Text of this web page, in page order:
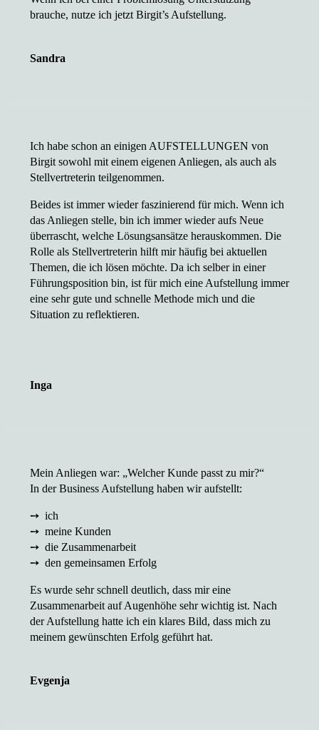
brauche, nutze ich jetzt Birgit’s Aufstellung.
Sandra
Ich habe schon an einigen AUFSTELLUNGEN von
Birgit sowohl mit einem eigenen Anliegen, als auch als
Stellvertreterin teilgenommen.
Beides ist immer wieder faszinierend für mich. Wenn ich
das Anliegen stelle, bin ich immer wieder aufs Neue
überrascht, welche Lösungsansätze herauskommen. Die
Rolle als Stellvertreterin hilft mir häufig bei aktuellen
Themen, die ich lösen möchte. Da ich selber in einer
Führungsposition bin, ist für mich eine Aufstellung immer
eine sehr gute und schnelle Methode mich und die
Situation zu reflektieren.
Inga
Mein Anliegen war: „Welcher Kunde passt zu mir?“
In der Business Aufstellung haben wir aufstellt:
➙ ich
➙ meine Kunden
➙ die Zusammenarbeit
➙ den gemeinsamen Erfolg
Es wurde sehr schnell deutlich, dass mir eine
Zusammenarbeit auf Augenhöhe sehr wichtig ist. Nach
der Aufstellung hatte ich ein klares Bild, dass mich zu
meinem gewünschten Erfolg geführt hat.
Evgenja